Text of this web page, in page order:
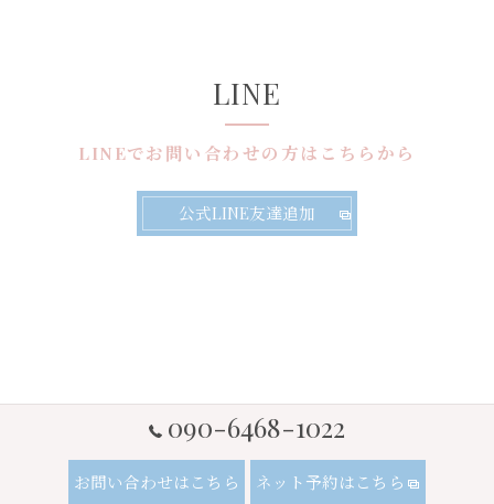
LINEでお問い合わせの方はこちらから
LINE
公式LINE友達追加
090-6468-1022
お問い合わせはこちら ネット予約はこちら